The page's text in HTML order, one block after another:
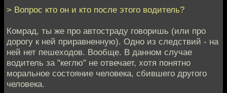
> Вопрос кто он и кто после этого водитель?
Комрад, ты же про автостраду говоришь (или про
дорогу к ней приравненную). Одно из следствий - на
ней нет пешеходов. Вообще. В данном случае
водитель за "кеглю" не отвечает, хотя понятно
моральное состояние человека, сбившего другого
человека.